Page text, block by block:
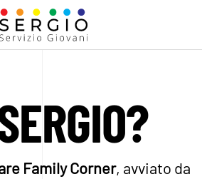
Family Corner, avviato da